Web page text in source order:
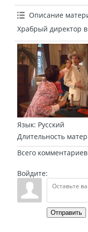
Описание
Храбрый директор
Язык: Русский
Длительность
Всего комментариев
Войдите:
Отправить